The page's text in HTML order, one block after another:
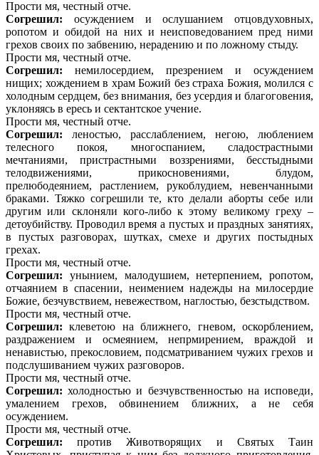
Прости мя, честный отче.
Согрешил: осуждением и ослушанием отцовдуховных,
ропотом и обидой на них и неисповедованием пред ними
грехов своих по забвению, нерадению и по ложному стыду.
Прости мя, честный отче.
Согрешил: немилосердием, презрением и осуждением
нищих; хождением в храм Божий без страха Божия, молился с
холодным сердцем, без внимания, без усердия и благоговения,
уклоняясь в ересь и сектантское учение.
Прости мя, честный отче.
Согрешил: леностью, расслаблением, негою, люблением
телесного покоя, многоспанием, сладострастными
мечтаниями, пристрастными воззрениями, бесстыдными
телодвижениями, прикосновениями, блудом,
прелюбодеянием, растлением, рукоблудием, невенчанными
браками. Тяжко согрешили те, кто делали аборты себе или
другим или склоняли кого-либо к этому великому греху –
детоубийству. Проводил время а пустых и праздных занятиях,
в пустых разговорах, шутках, смехе и других постыдных
грехах.
Прости мя, честный отче.
Согрешил: унынием, малодушием, нетерпением, ропотом,
отчаянием в спасении, неимением надежды на милосердие
Божие, безчувствием, невежеством, наглостью, безстыдством.
Прости мя, честный отче.
Согрешил:клеветою на ближнего, гневом, оскорблением,
раздражением и осмеянием, непрмирением, враждой и
ненавистью, прекословием, подсматриванием чужих грехов и
подслушиванием чужих разговоров.
Прости мя, честный отче.
Согрешил:холодностью и безчувственностью на исповеди,
умалением грехов, обвинением ближних, а не себя
осуждением.
Прости мя, честный отче.
Согрешил:против Животворящих и Святых Таин